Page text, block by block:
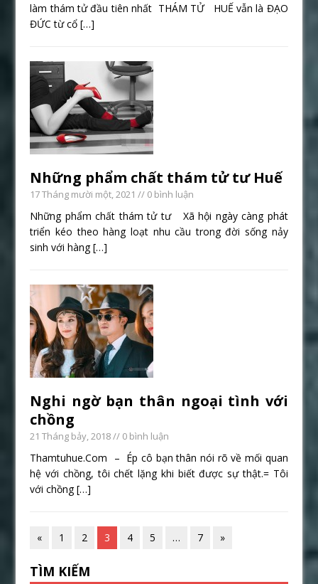
làm thám tử đầu tiên nhất THÁM TỬ HUẾ vẫn là ĐẠO
ĐỨC từ cổ[…]
Những phẩm chất thám tử tư Huế
17 Tháng mười một, 2021 // 0 bình luận
Những phẩm chất thám tử tư Xã hội ngày càng phát
triển kéo theo hàng loạt nhu cầu trong đời sống nảy
sinh với hàng[…]
Nghi ngờ bạn thân ngoại tình với
chồng
21 Tháng bảy, 2018// 0 bình luận
Thamtuhue.Com – Ép cô bạn thân nói rõ về mối quan
hệ với chồng, tôi chết lặng khi biết được sự thật.= Tôi
với chồng[…]
« 1 2 3 4 5 … 7 »
TÌM KIẾM